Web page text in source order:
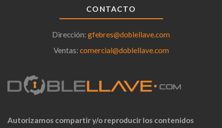
CONTACTO
Dirección: gfebres@doblellave.com
Ventas: comercial@doblellave.com
Autorizamos compartir y/o reproducir los contenidos